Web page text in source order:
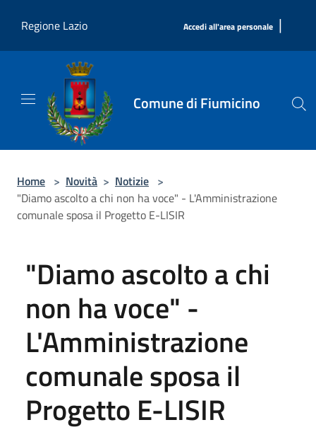
Regione Lazio
Accedi all'area personale |
Comune di Fiumicino
Home > Novità > Notizie >
"Diamo ascolto a chi non ha voce" - L'Amministrazione
comunale sposa il Progetto E-LISIR
"Diamo ascolto a chi
non ha voce" -
L'Amministrazione
comunale sposa il
Progetto E-LISIR